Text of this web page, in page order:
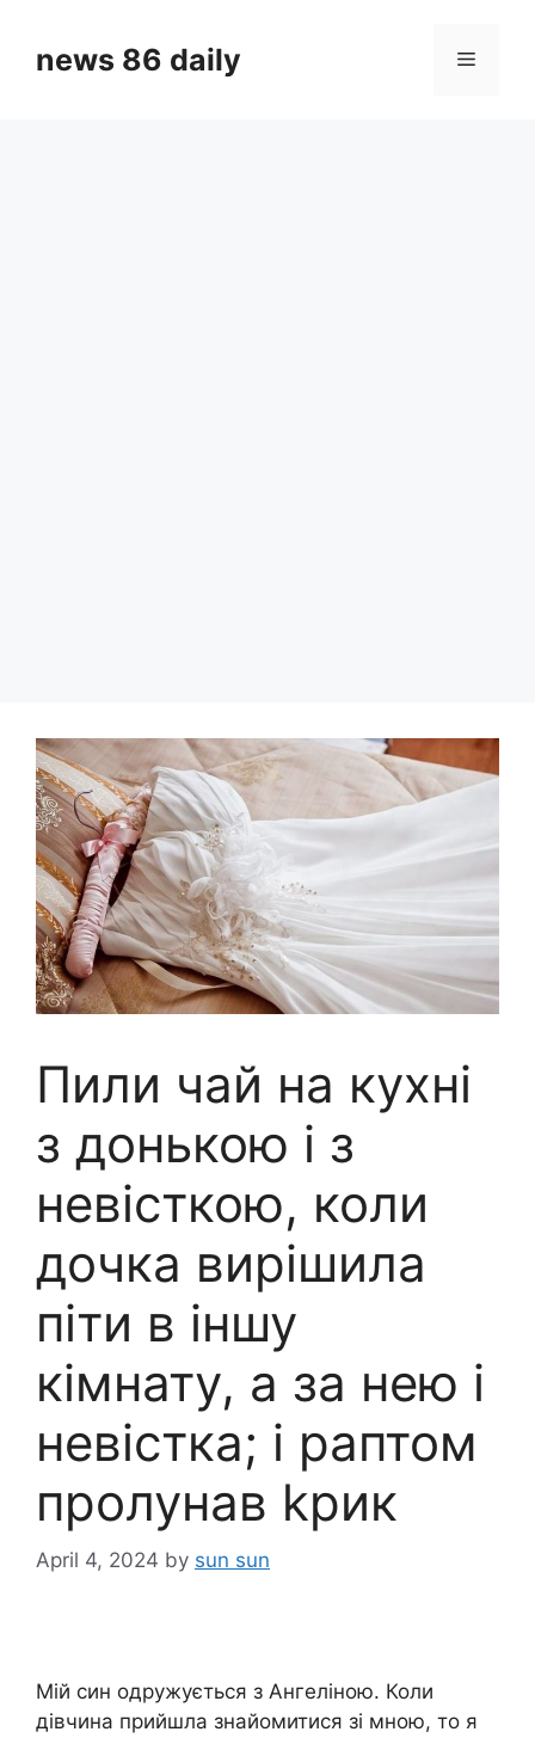
contentnews 86 daily Menu
Пили чай на кухні
з донькою і з
невісткою, коли
дочка вирішила
піти в іншу
кімнату, а за нею і
невістка; і раптом
пролунав kрик
April 4, 2024 by sun sun
Мій син одружується з Ангеліною. Коли
дівчина прийшла знайомитися зі мною, то я